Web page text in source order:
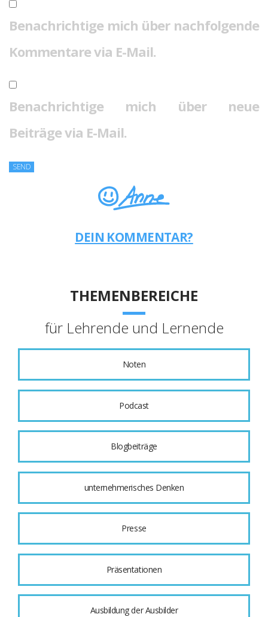
Benachrichtige mich über nachfolgende
Kommentare via E-Mail.
Benachrichtige mich über neue
Beiträge via E-Mail.
DEIN KOMMENTAR?
THEMENBEREICHE
für Lehrende und Lernende
Noten
Podcast
Blogbeiträge
unternehmerisches Denken
Presse
Präsentationen
Ausbildung der Ausbilder